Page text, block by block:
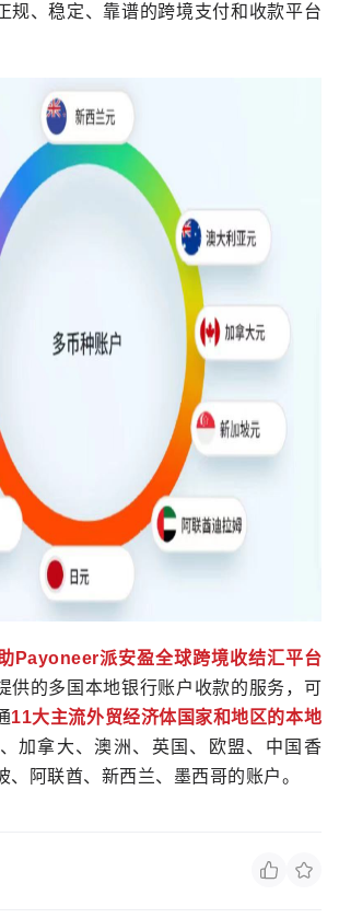
规、稳定、靠谱的跨境支付和收款平台
Payoneer派安盈全球跨境收结汇平台
供的多国本地银行账户收款的服务，可
11大主流外贸经济体国家和地区的本地
加拿大、澳洲、英国、欧盟、中国香
、阿联酋、新西兰、墨西哥的账户。